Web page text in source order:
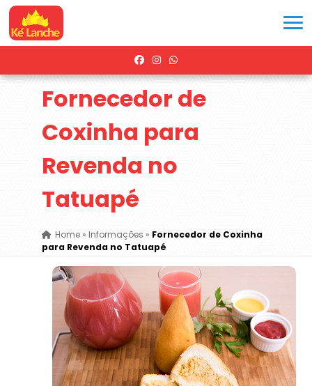
Fornecedor de
Coxinha para
Revenda no
Tatuapé
Home» Informações » Fornecedor de Coxinha
para Revenda no Tatuapé